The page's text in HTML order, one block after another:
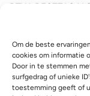
Om de beste
cookies om informatie
Door in te stemmen
surfgedrag of unieke
toestemming geeft of
BTW:
© 2025
Recyclagebijdrage
Verzendinformatie
Cookie policy